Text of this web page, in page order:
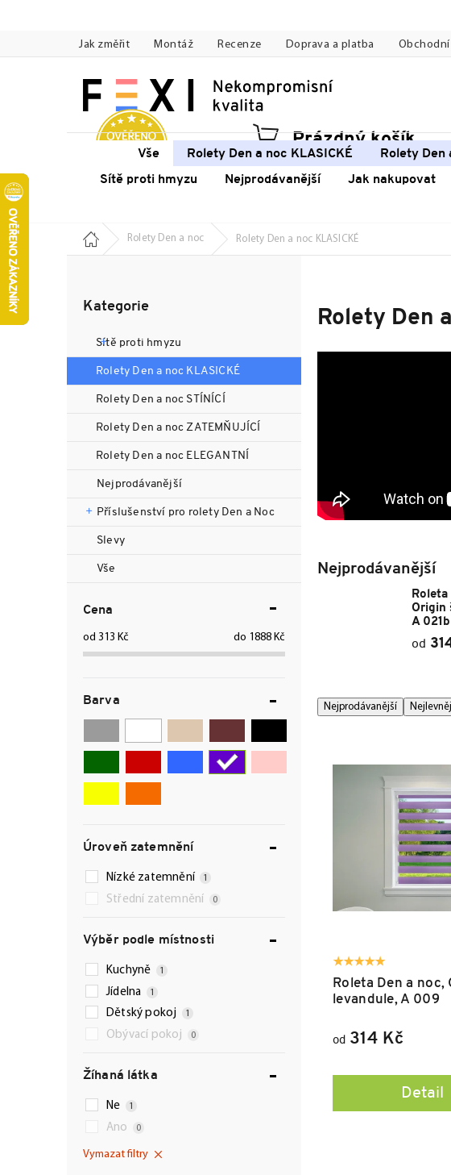
Jak změřit Montáž Recenze Doprava a platba
Nákupní
košík
Prázdný košík
Vše Rolety Den a noc KLASICKÉ Rolety Den
Sítě proti hmyzu
Nejprodávanější Jak nakupovat
Domů Rolety Den a noc Rolety Den a noc KLASICKÉ
n
kategorie
Kategorie
Sítě proti hmyzu
Rolety Den a noc KLASICKÉ
Rolety Den a noc STÍNÍCÍ
Rolety Den a noc ZATEMŇUJÍCÍ
Rolety Den a noc ELEGANTNÍ
Nejprodávanější
Příslušenství pro rolety Den a Noc
Slevy
Vše
Cena
313 Kč 1888 Kč
Barva
Úroveň zatemnění
Nízké zatemnění 1
Střední zatemnění 0
Výběr podle místnosti
Kuchyně 1
Jídelna 1
Dětský pokoj 1
Obývací pokoj 0
Žíhaná látka
Ne 1
Ano 0
Vymazat filtry
Rolety Den
Nejprodávanější
Roleta
Origin
A 021b
od
ŘNejprodávanější
V
Roleta Den a noc,
levandule, A 009
od 314 Kč
Detail